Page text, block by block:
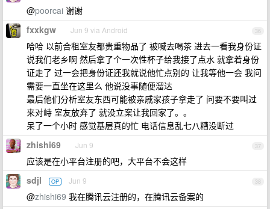
@poorcai 谢谢
36
fxxkgw Jun 9 via Android
哈哈 以前合租室友都贵重物品了 被喊去喝茶 进去一看我身份证
说我们老乡啊 然后拿了个一次性杯子给我接了点水 就拿着身份
证走了 过一会把身份证还我就说他忙点别的 让我等他一会 我问
需要一直坐在这里么 他说没事随便溜达
最后他们分析室友东西可能被亲戚家孩子拿走了 问要不要叫过
来对峙 室友放弃了 就没立案让我回家了。。
呆了一个小时 感觉基层真的忙 电话信息乱七八糟没断过
37
zhishi69 Jun 9
应该是在小平台注册的吧，大平台不会这样
38
sdjl OP Jun 9
@zhishi69 我在腾讯云注册的，在腾讯云备案的